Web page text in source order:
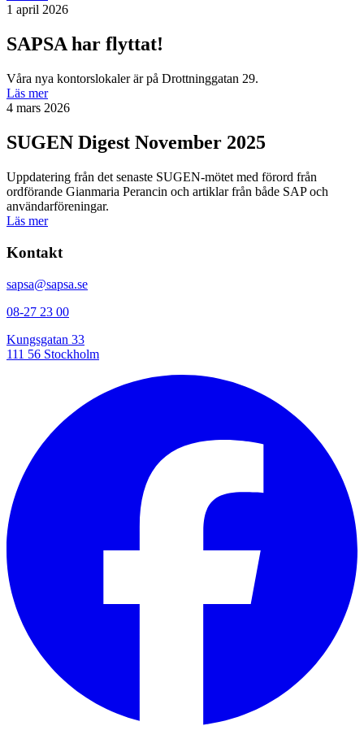
1 april 2026
SAPSA har flyttat!
Våra nya kontorslokaler är på Drottninggatan 29.
Läs mer
4 mars 2026
SUGEN Digest November 2025
Uppdatering från det senaste SUGEN-mötet med förord från
ordförande Gianmaria Perancin och artiklar från både SAP och
användarföreningar.
Läs mer
Kontakt
sapsa@sapsa.se
08-27 23 00
Kungsgatan 33
111 56 Stockholm